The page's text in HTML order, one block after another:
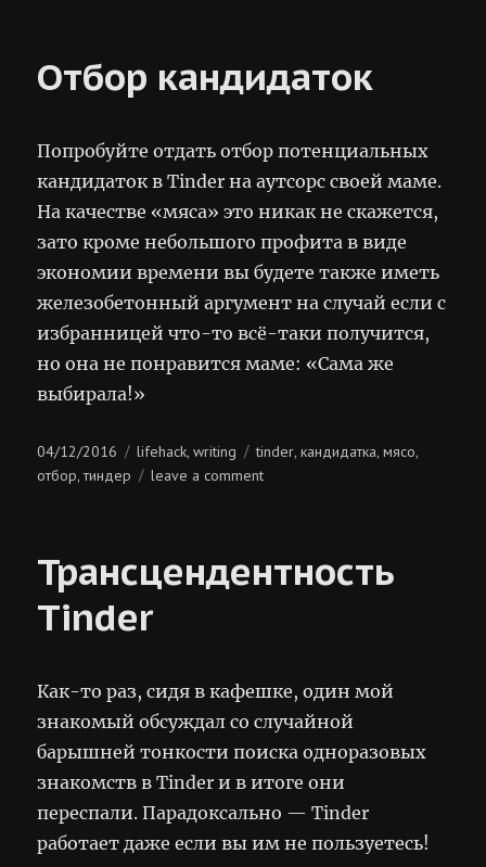
Отбор кандидаток
Попробуйте отдать отбор потенциальных
кандидаток в Tinder на аутсорс своей маме.
На качестве «мяса» это никак не скажется,
зато кроме небольшого профита в виде
экономии времени вы будете также иметь
железобетонный аргумент на случай если с
избранницей что-то всё-таки получится,
но она не понравится маме: «Сама же
выбирала!»
Posted
on
04/12/2016 Categories
lifehack,writing Tags
tinder,кандидатка,мясо,
отбор,тиндер leave a commenton
Трансцендентность
Tinder
Как-то раз, сидя в кафешке, один мой
знакомый обсуждал со случайной
барышней тонкости поиска одноразовых
знакомств в Tinder и в итоге они
переспали. Парадоксально — Тinder
работает даже если вы им не пользуетесь!